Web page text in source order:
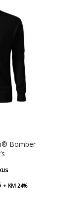
Bomber
Hinnavahemik:
+ KM 24%